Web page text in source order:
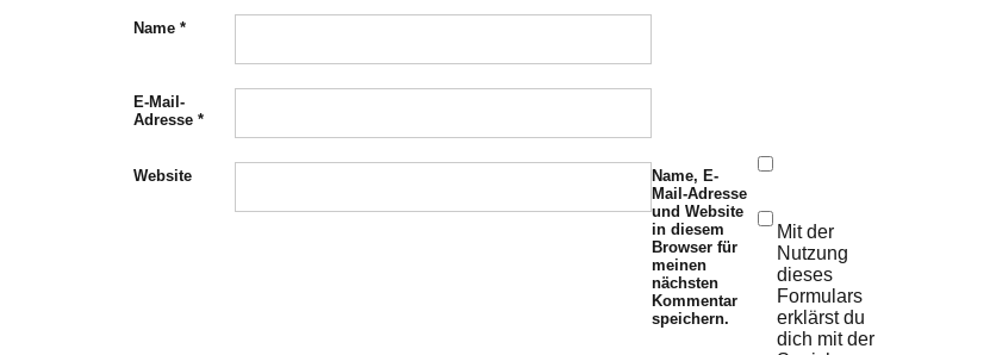
Name *
E-Mail-
Adresse *
Website
Name, E-
Mail-Adresse
und Website
in diesem
Browser für
meinen
nächsten
Kommentar
speichern.
Mit der
Nutzung
dieses
Formulars
erklärst du
dich mit der